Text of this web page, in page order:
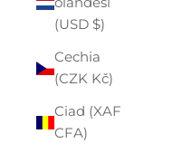
(USD $)
Cechia
(CZK Kč)
Ciad (XAF
CFA)